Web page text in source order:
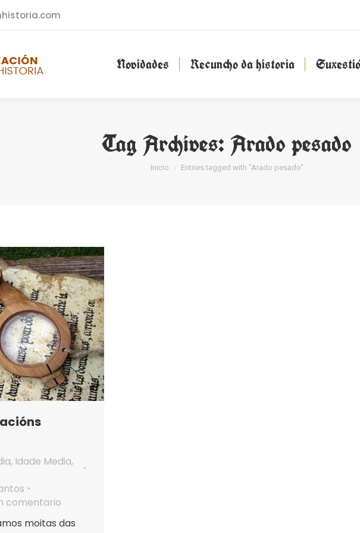
Novidades Recuncho da historia
Tag Archives:Arado pesado
You are here:
Inicio Entries tagged with "Arado pesado"
, Idade Media,
comentario
moitas das
Novidades Recuncho da historia